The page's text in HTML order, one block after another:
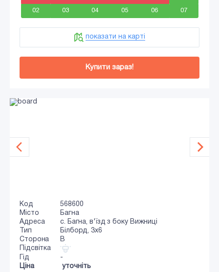
02 03 04 05 06 07
показати на карті
Купити зараз!
Код
568600
Місто
Багна
Адреса
с. Багна, в'їзд з боку Вижниці
Тип
Білборд, 3x6
Сторона
B
Підсвітка
Гід
-
Ціна
уточніть